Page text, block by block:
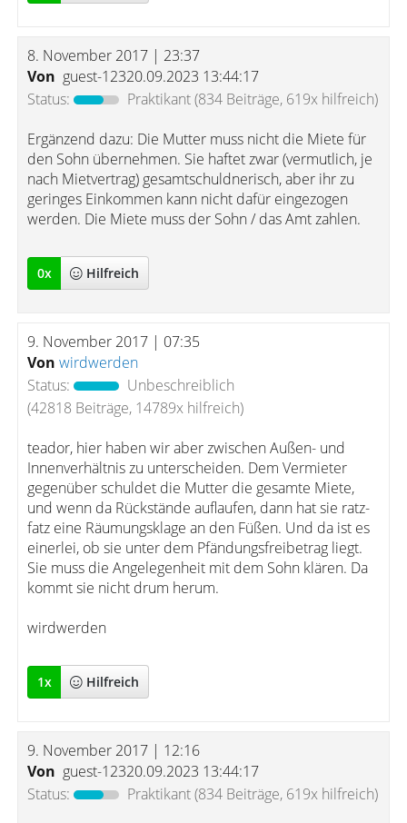
8. November 2017 | 23:37
Von guest-12320.09.2023 13:44:17
Status:
Praktikant(834 Beiträge, 619x hilfreich)
Ergänzend dazu: Die Mutter muss nicht die Miete für
den Sohn übernehmen. Sie haftet zwar (vermutlich, je
nach Mietvertrag) gesamtschuldnerisch, aber ihr zu
geringes Einkommen kann nicht dafür eingezogen
werden. Die Miete muss der Sohn / das Amt zahlen.
0x Hilfreich
9. November 2017 | 07:35
Von wirdwerden
Status:
Unbeschreiblich
(42818 Beiträge, 14789x hilfreich)
teador, hier haben wir aber zwischen Außen- und
Innenverhältnis zu unterscheiden. Dem Vermieter
gegenüber schuldet die Mutter die gesamte Miete,
und wenn da Rückstände auflaufen, dann hat sie ratz-
fatz eine Räumungsklage an den Füßen. Und da ist es
einerlei, ob sie unter dem Pfändungsfreibetrag liegt.
Sie muss die Angelegenheit mit dem Sohn klären. Da
kommt sie nicht drum herum.
wirdwerden
1x Hilfreich
9. November 2017 | 12:16
Von guest-12320.09.2023 13:44:17
Status:
Praktikant(834 Beiträge, 619x hilfreich)